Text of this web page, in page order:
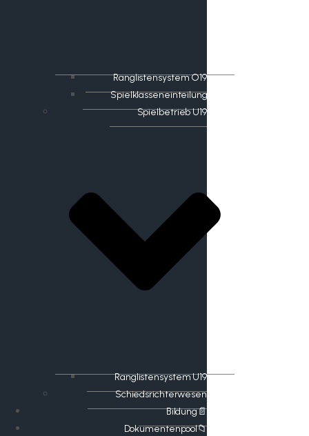
Ranglistensystem O19
Spielklasseneinteilung
Spielbetrieb U19
Ranglistensystem U19
Schiedsrichterwesen
Bildung📄
Dokumentenpool📁